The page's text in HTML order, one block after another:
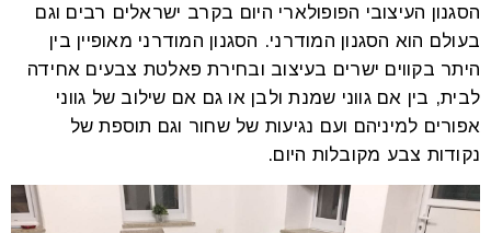
הסגנון העיצובי הפופולארי היום בקרב ישראלים רבים וגם
בעולם הוא הסגנון המודרני. הסגנון המודרני מאופיין בין
היתר בקווים ישרים בעיצוב ובחירת פאלטת צבעים אחידה
לבית, בין אם גווני שמנת ולבן או גם אם שילוב של גווני
אפורים למיניהם ועם נגיעות של שחור וגם תוספת של
נקודות צבע מקובלות היום.